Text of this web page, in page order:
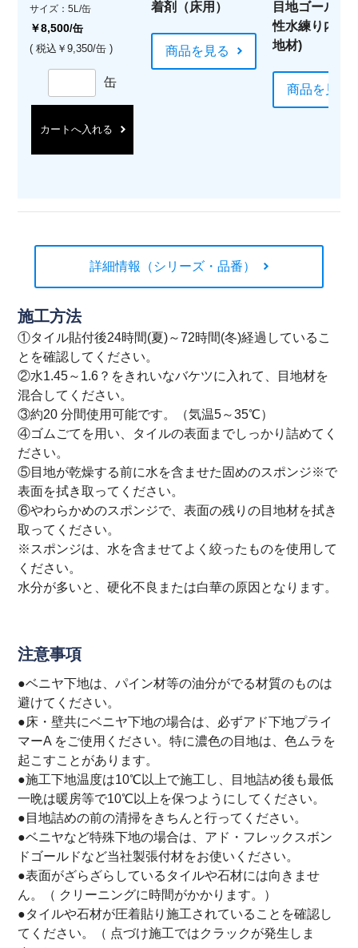
サイズ：5L/缶
￥8,500/缶
( 税込￥9,350/缶 )
缶
カートへ入れる
着剤（床用）
商品を見る
目地ゴールド(
性水練り内装
地材)
商品を見る
詳細情報（シリーズ・品番）
施工方法
①タイル貼付後24時間(夏)～72時間(冬)経過しているこ
とを確認してください。
②水1.45～1.6？をきれいなバケツに入れて、目地材を
混合してください。
③約20 分間使用可能です。（気温5～35℃）
④ゴムごてを用い、タイルの表面までしっかり詰めてく
ださい。
⑤目地が乾燥する前に水を含ませた固めのスポンジ※で
表面を拭き取ってください。
⑥やわらかめのスポンジで、表面の残りの目地材を拭き
取ってください。
※スポンジは、水を含ませてよく絞ったものを使用して
ください。
水分が多いと、硬化不良または白華の原因となります。
注意事項
●ベニヤ下地は、パイン材等の油分がでる材質のものは
避けてください。
●床・壁共にベニヤ下地の場合は、必ずアド下地プライ
マーA をご使用ください。特に濃色の目地は、色ムラを
起こすことがあります。
●施工下地温度は10℃以上で施工し、目地詰め後も最低
一晩は暖房等で10℃以上を保つようにしてください。
●目地詰めの前の清掃をきちんと行ってください。
●ベニヤなど特殊下地の場合は、アド・フレックスボン
ドゴールドなど当社製張付材をお使いください。
●表面がざらざらしているタイルや石材には向きませ
ん。（ クリーニングに時間がかかります。）
●タイルや石材が圧着貼り施工されていることを確認し
てください。（ 点づけ施工ではクラックが発生しま